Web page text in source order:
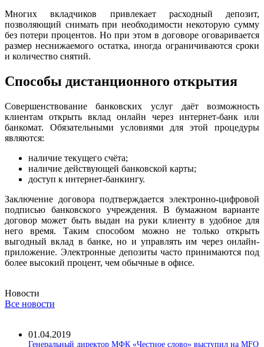
Многих вкладчиков привлекает расходный депозит,
позволяющий снимать при необходимости некоторую сумму
без потери процентов. Но при этом в договоре оговаривается
размер неснижаемого остатка, иногда ограничиваются сроки
и количество снятий.
Способы дистанционного открытия
Совершенствование банковских услуг даёт возможность
клиентам открыть вклад онлайн через интернет-банк или
банкомат. Обязательными условиями для этой процедуры
являются:
наличие текущего счёта;
наличие действующей банковской карты;
доступ к интернет-банкингу.
Заключение договора подтверждается электронно-цифровой
подписью банковского учреждения. В бумажном варианте
договор может быть выдан на руки клиенту в удобное для
него время. Таким способом можно не только открыть
выгодный вклад в банке, но и управлять им через онлайн-
приложение. Электронные депозиты часто принимаются под
более высокий процент, чем обычные в офисе.
Новости
Все новости
01.04.2019
Генеральный директор МФК «Честное слово» выступил на MFO